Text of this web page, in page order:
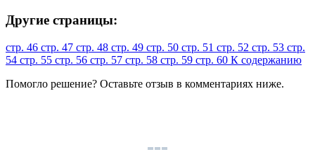
Другие страницы:
стр. 46 стр. 47 стр. 48 стр. 49 стр. 50 стр. 51 стр. 52 стр. 53 стр.
54 стр. 55 стр. 56 стр. 57 стр. 58 стр. 59 стр. 60 К содержанию
Помогло решение? Оставьте отзыв в комментариях ниже.